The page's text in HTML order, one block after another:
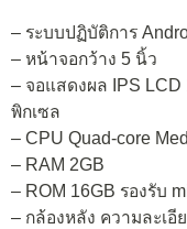
– ระบบปฏิบัติการ
– หน้าจอกว้าง 5 นิ้ว
– จอแสดงผล IPS LCD
พิกเซล
– CPU Quad-core
– RAM 2GB
– ROM 16GB รองรับ
– กล้องหลัง ความละเอี